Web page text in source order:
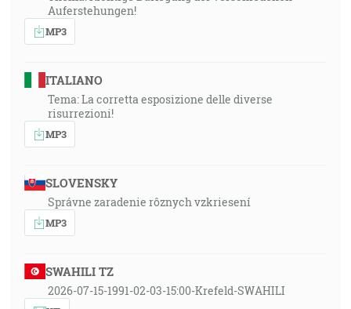
Auferstehungen!
MP3
ITALIANO
Tema: La corretta esposizione delle diverse
risurrezioni!
MP3
SLOVENSKY
Správne zaradenie rôznych vzkriesení
MP3
SWAHILI TZ
2026-07-15-1991-02-03-15:00-Krefeld-SWAHILI